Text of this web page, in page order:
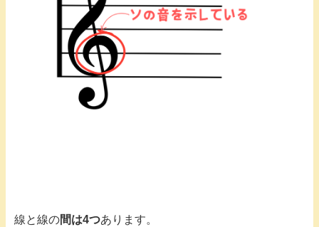
線と線の間は4つあります。